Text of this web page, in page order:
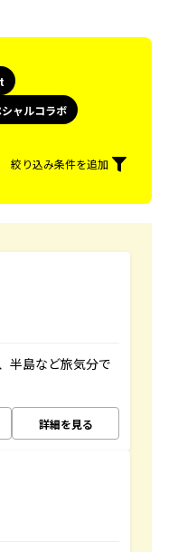
ャルコラボ
絞り込み条件を追加
半島など旅気分で
詳細を見る